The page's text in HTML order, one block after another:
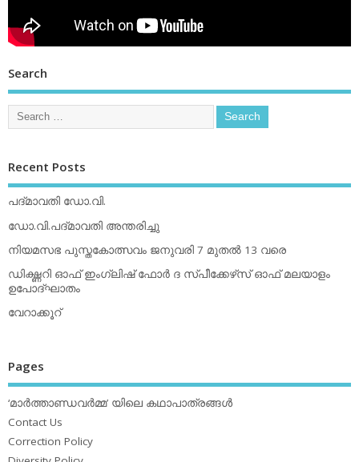
Search
Recent Posts
പദ്മാവതി ഡോ.വി.
ഡോ.വി.പദ്മാവതി അന്തരിച്ചു
നിയമസഭ പുസ്തകോത്സവം ജനുവരി 7 മുതല്‍ 13 വരെ
ഡിക്ഷ്ണറി ഓഫ് ഇംഗ്ലിഷ് ഫോര്‍ ദ സ്പീക്കേഴ്‌സ് ഓഫ് മലയാളം
ഉപോദ്ഘാതം
വേറാക്കൂറ്
Pages
‘മാര്‍ത്താണ്ഡവര്‍മ്മ’ യിലെ കഥാപാത്രങ്ങള്‍
Contact Us
Correction Policy